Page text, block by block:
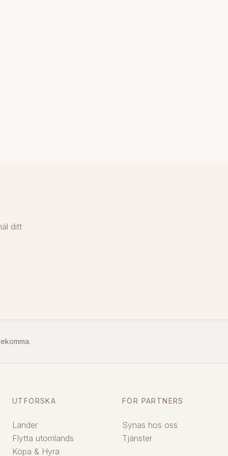
ditt
UTFORSKA
Länder
Flytta utomlands
Köpa & Hyra
FÖR PARTNERS
Synas hos oss
Tjänster